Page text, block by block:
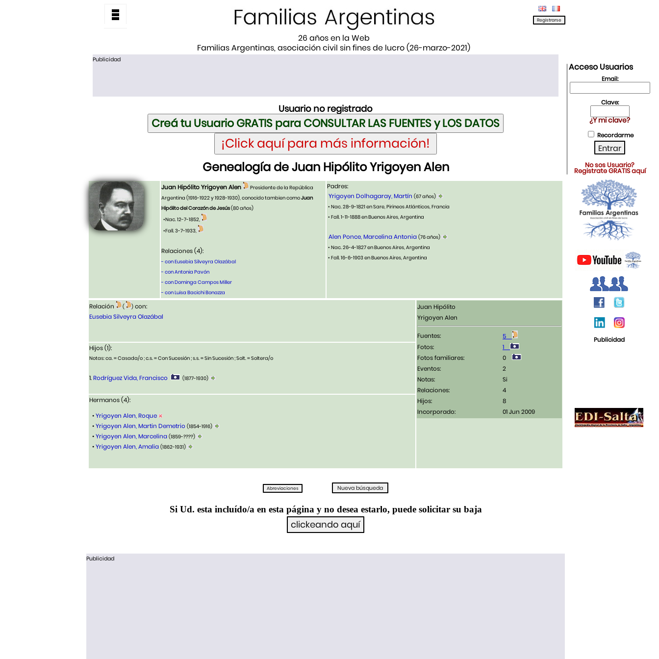
26 años en la Web
Familias Argentinas, asociación civil sin fines de lucro (26-marzo-2021)
Publicidad
Usuario no registrado
Genealogía de Juan Hipólito Yrigoyen Alen
Juan Hipólito Yrigoyen Alen
Presidente de la República
Argentina (1916-1922 y 1928-1930),conocido tambien comoJuan
Hipólito del Corazón de Jesús(80 años)
•Nac. 12-7-1852,
•Fall. 3-7-1933,
Relaciones (4):
- con Eusebia Silveyra Olazábal
- con Antonia Pavón
- con Dominga Campos Miller
- con Luisa Bacichi Bonazza
Padres:
Yrigoyen Dolhagaray, Martín (67 años)
• Nac. 28-9-1821 en Sare, Pirineos Atlánticos, Francia
• Fall. 1-11-1888 en Buenos Aires, Argentina
Alen Ponce, Marcelina Antonia (76 años)
• Nac. 26-4-1827 en Buenos Aires, Argentina
• Fall. 16-6-1903 en Buenos Aires, Argentina
Relación ( ) con:
Eusebia Silveyra Olazábal
Juan Hipólito
Yrigoyen Alen
Fuentes:
5
Fotos:
1
Fotos familiares:
0
Eventos:
2
Notas:
Si
Relaciones:
4
Hijos:
8
Incorporado:
01 Jun 2009
Hijos (1):
Notas: ca. = Casada/o ; c.s. = Con Sucesión ; s.s. = Sin Sucesión ; Solt. = Soltera/o
1.Rodríguez Vida, Francisco (1877-1930)
Hermanos (4):
•Yrigoyen Alen, Roque
•Yrigoyen Alen, Martin Demetrio (1854-1916)
•Yrigoyen Alen, Marcelina (1859-????)
•Yrigoyen Alen, Amalia (1862-1931)
Si Ud. esta incluído/a en esta página y no desea estarlo, puede solicitar su baja
Publicidad
Acceso Usuarios
Email:
Clave:
¿Y mi clave?
Recordarme
No sos Usuario?
Registrate GRATIS aquí
Publicidad